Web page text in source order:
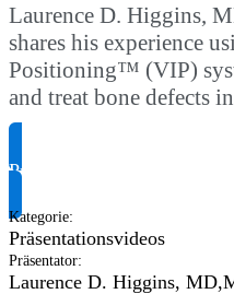
Laurence D. Higgins,
shares his experience
Positioning™ (VIP)
and treat bone defects
Produktinformationen
Kategorie:
Präsentationsvideos
Präsentator:
Laurence D. Higgins,